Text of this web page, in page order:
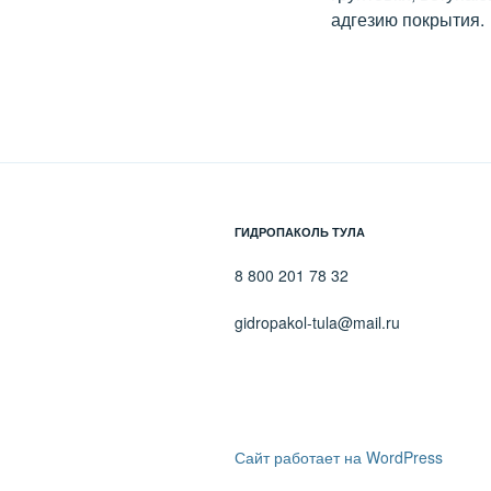
адгезию покрытия.
ГИДРОПАКОЛЬ ТУЛА
8 800 201 78 32
gidropakol-tula@mail.ru
Сайт работает на WordPress